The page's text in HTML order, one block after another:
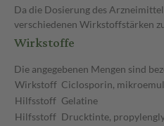
Da die Dosierung des
verschiedenen Wirkstoffstärken
Wirkstoffe
Die angegebenen Mengen sind
Wirkstoff Ciclosporin,
Hilfsstoff Gelatine
Hilfsstoff Drucktinte,